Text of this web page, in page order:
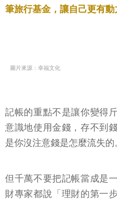
筆旅行基金，讓自己更有動
圖片來源：幸福文化
記帳的重點不是讓你變得
意識地使用金錢，存不到
是你沒注意錢是怎麼流失的
但千萬不要把記帳當成是
財專家都說「理財的第一